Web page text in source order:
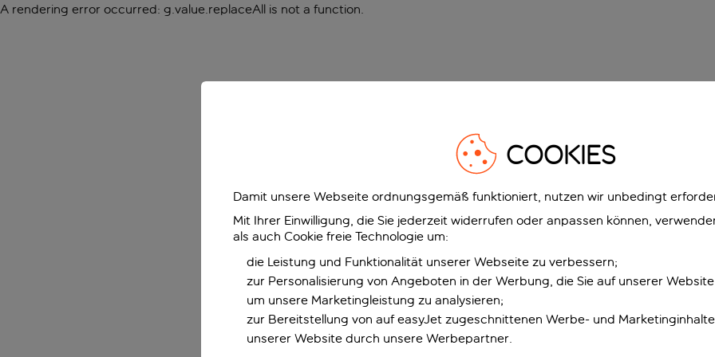
A rendering error occurred: g.value.replaceAll is not a function.
COOKIES
Damit unsere Webseite ordnungsgemäß funktioniert, nutzen wir unbedingt
Mit Ihrer Einwilligung, die Sie jederzeit widerrufen oder anpassen können,
als auch Cookie freie Technologie um:
die Leistung und Funktionalität unserer Webseite zu verbessern;
zur Personalisierung von Angeboten in der Werbung, die Sie auf unserer
um unsere Marketingleistung zu analysieren;
zur Bereitstellung von auf easyJet zugeschnittenen Werbe- und
unserer Website durch unsere Werbepartner.